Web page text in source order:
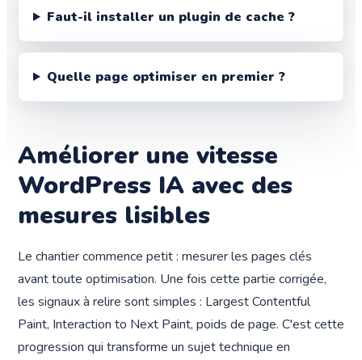
Faut-il installer un plugin de cache ?
Quelle page optimiser en premier ?
Améliorer une vitesse
WordPress IA avec des
mesures lisibles
Le chantier commence petit : mesurer les pages clés
avant toute optimisation. Une fois cette partie corrigée,
les signaux à relire sont simples : Largest Contentful
Paint, Interaction to Next Paint, poids de page. C'est cette
progression qui transforme un sujet technique en